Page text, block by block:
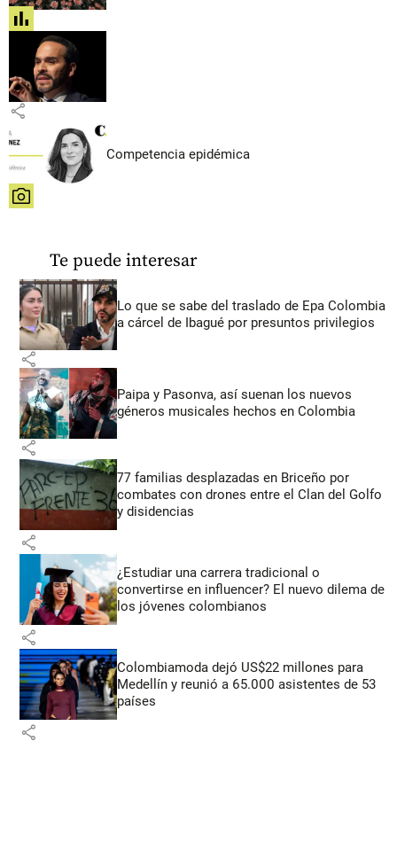
share
share
Competencia epidémica
share
Te puede interesar
Lo que se sabe del traslado de Epa Colombia
a cárcel de Ibagué por presuntos privilegios
share
Paipa y Pasonva, así suenan los nuevos
géneros musicales hechos en Colombia
share
77 familias desplazadas en Briceño por
combates con drones entre el Clan del Golfo
y disidencias
share
¿Estudiar una carrera tradicional o
convertirse en influencer? El nuevo dilema de
los jóvenes colombianos
share
Colombiamoda dejó US$22 millones para
Medellín y reunió a 65.000 asistentes de 53
países
share